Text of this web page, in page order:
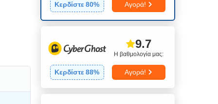
Κερδίστε 80% Αγορά!
Η βαθμολογία μας:
9.7
Κερδίστε 88% Αγορά!